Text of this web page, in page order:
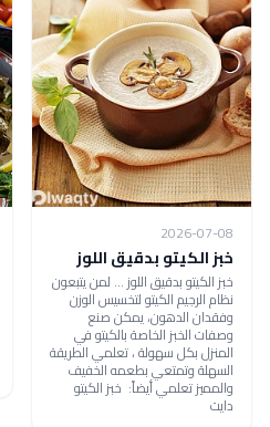
2026-07-08
خبز الكيتو بدقيق اللوز
خبز الكيتو بدقيق اللوز ... لمن يتبعون
نظام الرجيم الكيتو لتخسيس الوزن
وفقدان الدهون، يمكن صنع
وصفات الخبز الخاصة بالكيتو في
المنزل بكل سهولة ، تعلمي الطريقة
السهلة وتمتعي بطعمه الخفيف
والمميز تعلمي أيضاً: خبز الكيتو
دايت